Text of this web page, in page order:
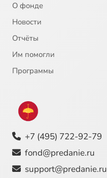
О фонде
Новости
Отчёты
Им помогли
Программы
+7 (495) 722-92-79
fond@predanie.ru
support@predanie.ru